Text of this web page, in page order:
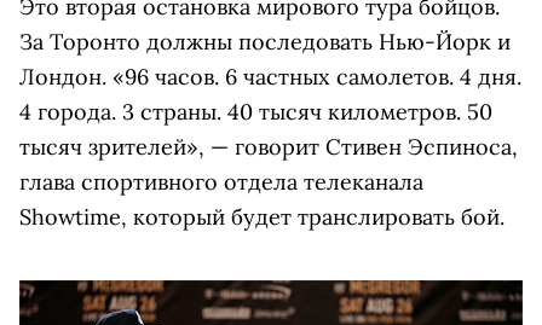
Это вторая остановка мирового тура бойцов.
За Торонто должны последовать Нью-Йорк и
Лондон. «96 часов. 6 частных самолетов. 4 дня.
4 города. 3 страны. 40 тысяч километров. 50
тысяч зрителей», — говорит Стивен Эспиноса,
глава спортивного отдела телеканала
Showtime, который будет транслировать бой.